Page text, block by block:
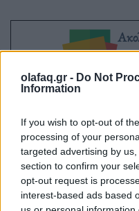
olafaq.gr - Do Not
Information
If you wish to opt-out of
processing of your
targeted advertising by
section to confirm your
opt-out request is
interest-based ads based
στο
Newsroom
Ετικέτες :Νορβηγία.